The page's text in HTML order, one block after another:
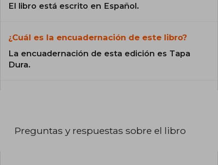
El libro está escrito en Español.
¿Cuál es la encuadernación de este libro?
La encuadernación de esta edición es Tapa
Dura.
Preguntas y respuestas sobre el libro